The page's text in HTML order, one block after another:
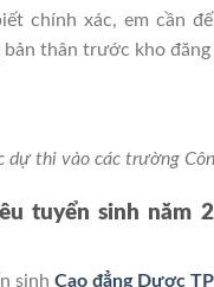
chính xác, em cần
thân trước kho đăng
dự thi vào các trường
tuyển sinh năm
sinh Cao đẳng Dược